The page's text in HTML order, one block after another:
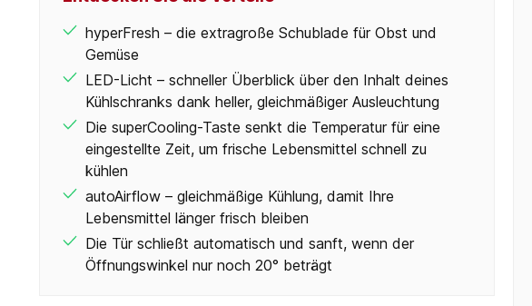
hyperFresh – die extragroße Schublade für Obst und
Gemüse
LED-Licht – schneller Überblick über den Inhalt deines
Kühlschranks dank heller, gleichmäßiger Ausleuchtung
Die superCooling-Taste senkt die Temperatur für eine
eingestellte Zeit, um frische Lebensmittel schnell zu
kühlen
autoAirflow – gleichmäßige Kühlung, damit Ihre
Lebensmittel länger frisch bleiben
Die Tür schließt automatisch und sanft, wenn der
Öffnungswinkel nur noch 20° beträgt